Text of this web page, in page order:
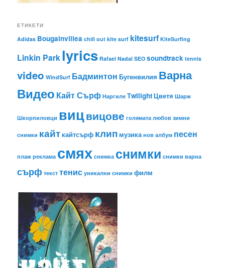
ЕТИКЕТИ
Adidas Bougainvillea chill out kite surf kitesurf KiteSurfing
Linkin Parklyrics Rafael Nadal SEO soundtrack tennis
video WindSurf Бадминтон Бугенвилия Варна
Видео Кайт Сърф Наргиле ТwilightЦветя Шарж
Шкорпиловци вицвицове голямата любов зимни
снимки кайт кайтсърф клип музика нов албум песен
плаж реклама смях снимка снимки снимки варна
сърф текст тенис уникални снимки филм